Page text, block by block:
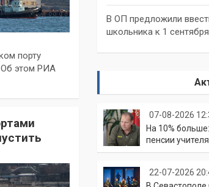
порту
Об этом РИА
В ОП предложили
школьника к 1 сентября
07-08-2026
На 10%
пенсии
22-07-2026